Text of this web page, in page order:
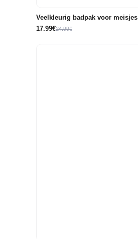
Veelkleurig badpak voor meisjes
17.99€24.99€